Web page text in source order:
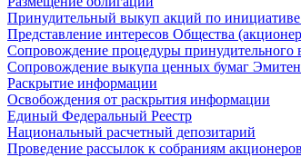
Принудительный выкуп акций по инициативе
Представление интересов Общества
Сопровождение процедуры
Сопровождение выкупа ценных бумаг
Раскрытие информации
Освобождения от раскрытия информации
Единый Федеральный Реестр
Национальный расчетный депозитарий
Проведение рассылок к собраниям акционеров